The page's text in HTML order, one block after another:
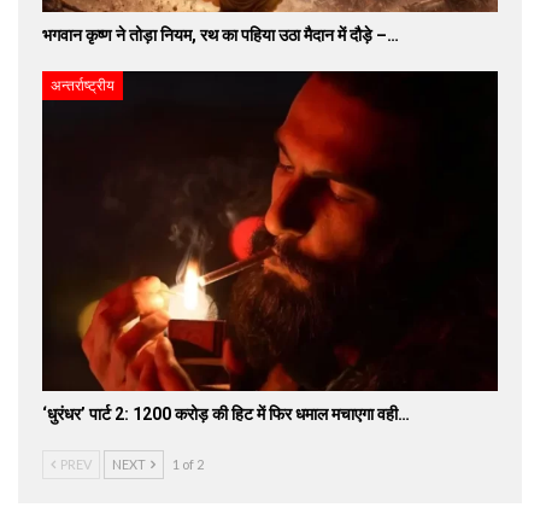
भगवान कृष्ण ने तोड़ा नियम, रथ का पहिया उठा मैदान में दौड़े –…
अन्तर्राष्ट्रीय
‘धुरंधर’ पार्ट 2: 1200 करोड़ की हिट में फिर धमाल मचाएगा वही…
PREV NEXT 1 of 2